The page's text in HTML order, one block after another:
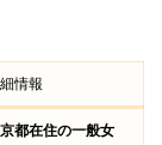
情報
都在住の一般女